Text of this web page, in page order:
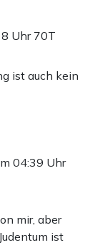
Uhr 70T
ist auch kein
04:39 Uhr
mir, aber
ist